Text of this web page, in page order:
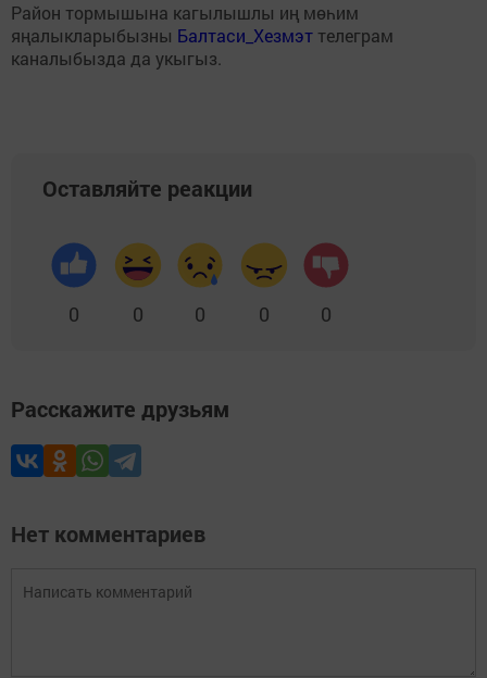
Район тормышына кагылышлы иң мөһим
яңалыкларыбызны Балтаси_Хезмэт телеграм
каналыбызда да укыгыз.
Оставляйте реакции
0 0 0 0 0
Расскажите друзьям
Нет комментариев